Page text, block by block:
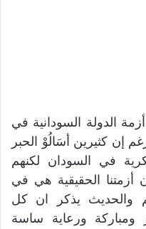
الدولة السودانية في
إن كثيرين أسَالُوْ الحبر
في السودان لكنهم
أزمتنا الحقيقية هي في
والحديث يذكر ان كل
ومباركة ورعاية ساسة